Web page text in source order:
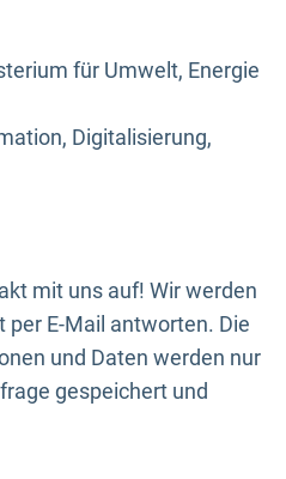
für Umwelt, Energie
Digitalisierung,
mit uns auf! Wir werden
E-Mail antworten. Die
und Daten werden nur
gespeichert und